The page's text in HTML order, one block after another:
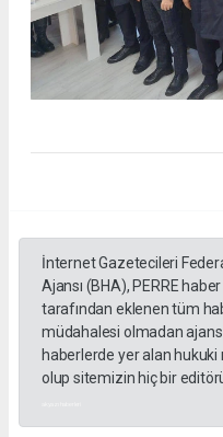
İnternet Gazetecileri
Ajansı (BHA), PERRE
tarafından eklenen tüm
müdahalesi olmadan
haberlerde yer alan
olup sitemizin hiç bir